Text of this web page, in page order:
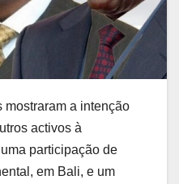
a intenção
activos à
participação de
em Bali, e um